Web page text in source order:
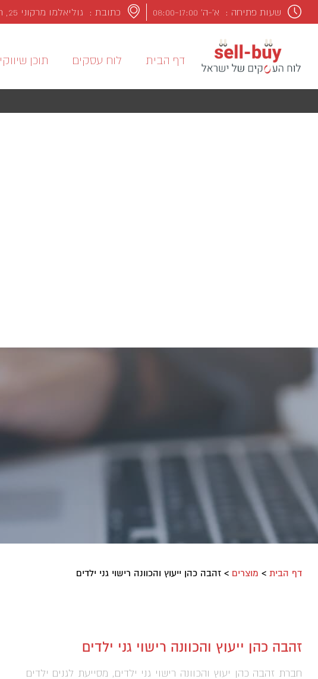
שעות פתיחה : א’-ה’ 08:00-17:00 כתובת : גוליאלמו מרקוני 25, חיפה
דף הבית לוח עסקים תוכן שיווקי
דף הבית> מוצרים > זהבה כהן ייעוץ והכוונה רישוי גני ילדים
זהבה כהן ייעוץ והכוונה רישוי גני ילדים
חברת זהבה כהן יעוץ והכוונה רישוי גני ילדים, מסייעת לגנים ילדים